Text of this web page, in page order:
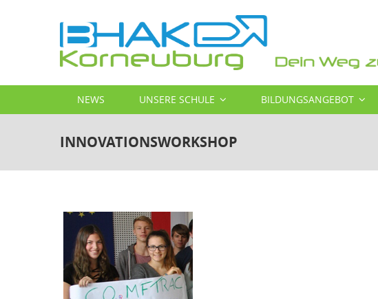
MAIN
NAVIGATION
NEWS UNSERE SCHULE BILDUNGSANGEBOT
INNOVATIONSWORKSHOP